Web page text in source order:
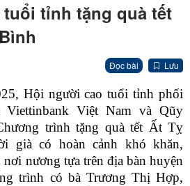
tỉnh tặng quà tết
Đọc bài Lưu
Hội người cao tuổi tỉnh phối
Viettinbank Việt Nam và Qũy
trình tặng quà tết Ất Tỵ
già có hoàn cảnh khó khăn,
nương tựa trên địa bàn huyện
trình có bà Trương Thị Hợp,